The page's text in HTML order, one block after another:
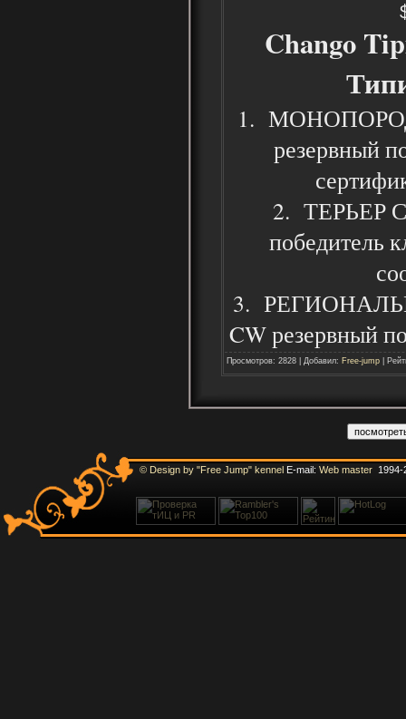
Chango
1.
резервный
2. ТЕРЬЕР
победитель
3.
CW резервный
Просмотров: 2828 | Добавил: Free-jump |
© Design by "Free Jump" kennelE-mail: Web master